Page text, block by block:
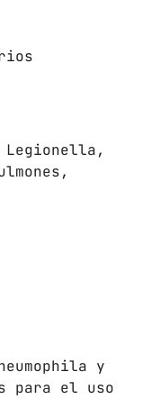
Legionella,
y
para el uso